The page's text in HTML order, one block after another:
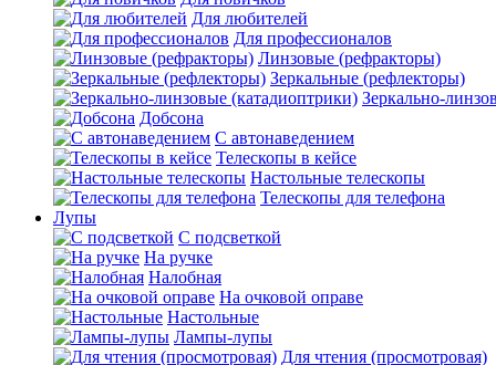
Для любителей
Для профессионалов
Линзовые (рефракторы)
Зеркальные (рефлекторы)
Зеркально-
Добсона
С автонаведением
Телескопы в кейсе
Настольные телескопы
Телескопы для телефона
Лупы
С подсветкой
На ручке
Налобная
На очковой оправе
Настольные
Лампы-лупы
Для чтения (просмотровая)